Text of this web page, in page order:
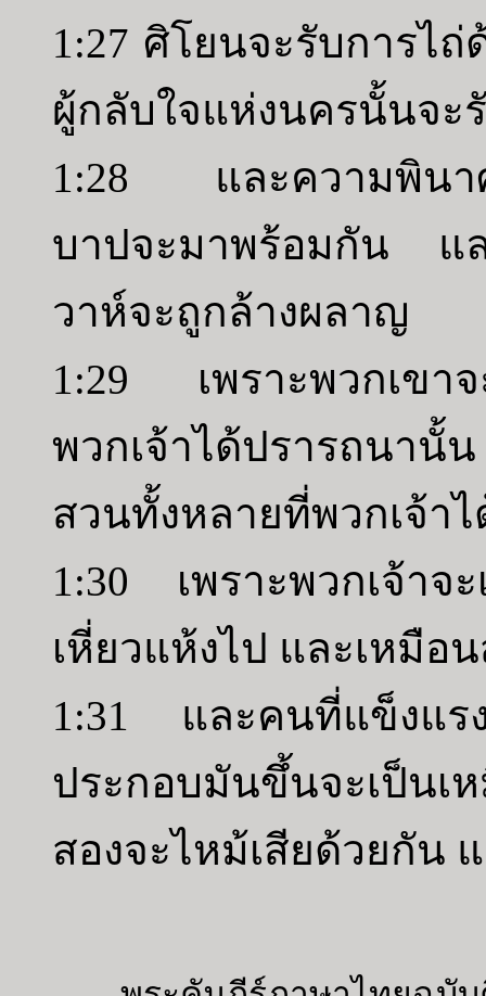
1:27 ศิโยนจะรับการไ
ผู้กลับใจแห่งนครนั้นจะ
1:28 และความพินาศ
บาปจะมาพร้อมกัน แล
วาห์จะถูกล้างผลาญ
1:29 เพราะพวกเขาจ
พวกเจ้าได้ปรารถนา
สวนทั้งหลายที่พวกเจ้าไ
1:30 เพราะพวกเจ้าจ
เหี่ยวแห้งไป และเหมือ
1:31 และคนที่แข็งแร
ประกอบมันขึ้นจะเป็น
สองจะไหม้เสียด้วยกัน